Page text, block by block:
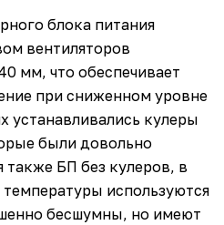
блока питания
вентиляторов
мм, что обеспечивает
при сниженном уровне
устанавливались кулеры
были довольно
БП без кулеров, в
используются
бесшумны, но имеют